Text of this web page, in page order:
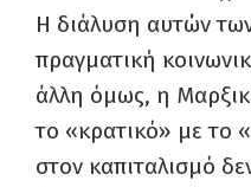
Η διάλυση αυτών
πραγματική
άλλη όμως, η
το «κρατικό» με το
στον καπιταλισμό